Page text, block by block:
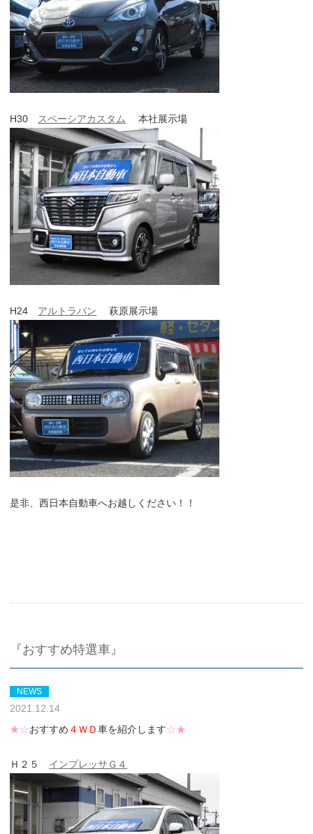
H30 スペーシアカスタム 本社展示場
H24 アルトラパン 萩原展示場
是非、西日本自動車へお越しください！！
『おすすめ特選車』
NEWS
2021.12.14
★☆おすすめ ４ＷＤ車を紹介します☆★
Ｈ２５ インプレッサＧ４